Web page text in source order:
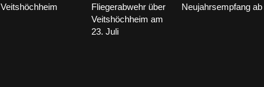
Veitshöchheim
Fliegerabwehr über
Veitshöchheim am
23. Juli
Neujahrsempfang ab